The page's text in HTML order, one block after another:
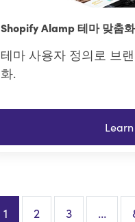
Shopify Alamp 테마 맞춤
테마 사용자 정의로 브
화.
1 2 3 …